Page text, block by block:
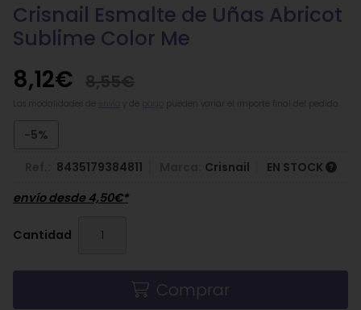
Crisnail Esmalte de Uñas Abricot
Sublime Color Me
8,12€
pueden variar el importe final del pedido.
-5%
8435179384811 Crisnail
EN STOCK
envío desde4,50€*
Cantidad
Comprar